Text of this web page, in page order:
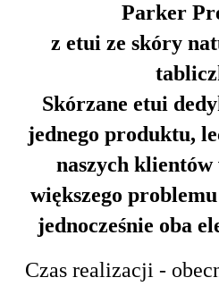
Parker
z etui ze skóry
Skórzane etui
jednego produktu,
naszych klientów
większego
jednocześnie oba
Czas realizacji -